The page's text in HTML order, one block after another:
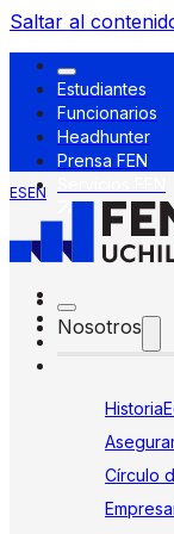
Saltar al
Estudiantes
Funcionarios
Headhunter
Prensa FEN
ESEN
Nosotros
Historia
Círculo